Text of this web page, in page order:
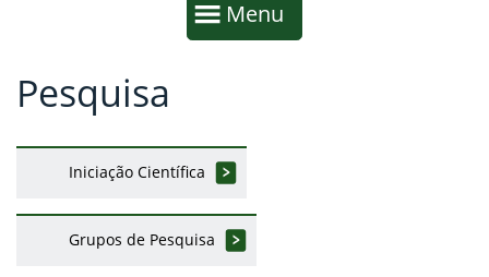
Mostrar
Menu
Fim da navegação
Início do conteúdo
Pesquisa
Iniciação Científica
Grupos de Pesquisa